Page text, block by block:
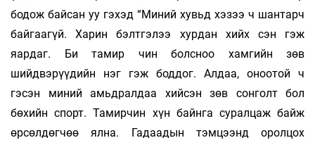
бодож байсан уу гэхэд “Миний хувьд хэзээ ч шантарч
байгаагүй. Харин бэлтгэлээ хурдан хийх сэн гэж
яардаг. Би тамир­ чин болсноо хамгийн зөв
шийдвэрүүдийн нэг гэж боддог. Алдаа, оноотой ч
гэсэн миний амьдралдаа хийсэн зөв сонголт бол
бөхийн спорт. Тамирчин хүн байнга суралцаж байж
өрсөлдөгчөө ялна. Гадаадын тэмцээнд оролцох